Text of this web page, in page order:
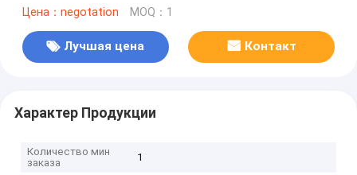
Цена：negotation MOQ：1
Лучшая цена Контакт
Характер Продукции
Количество мин
заказа
1